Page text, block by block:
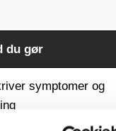
du gør
symptomer og